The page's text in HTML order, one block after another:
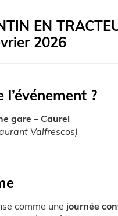
EN
2026
l’événement ?
gare – Caurel
Valfrescos)
comme une journée